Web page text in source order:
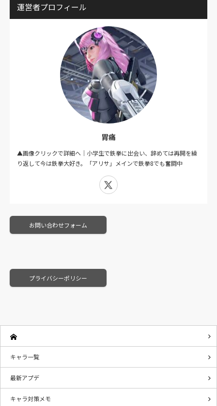
運営者プロフィール
胃痛
▲画像クリックで詳細へ｜小学生で鉄拳に出会い、辞めては再開を繰
り返して今は鉄拳大好き。「アリサ」メインで鉄拳8でも奮闘中
X
お問い合わせフォーム
プライバシーポリシー
キャラ一覧
最新アプデ
キャラ対策メモ